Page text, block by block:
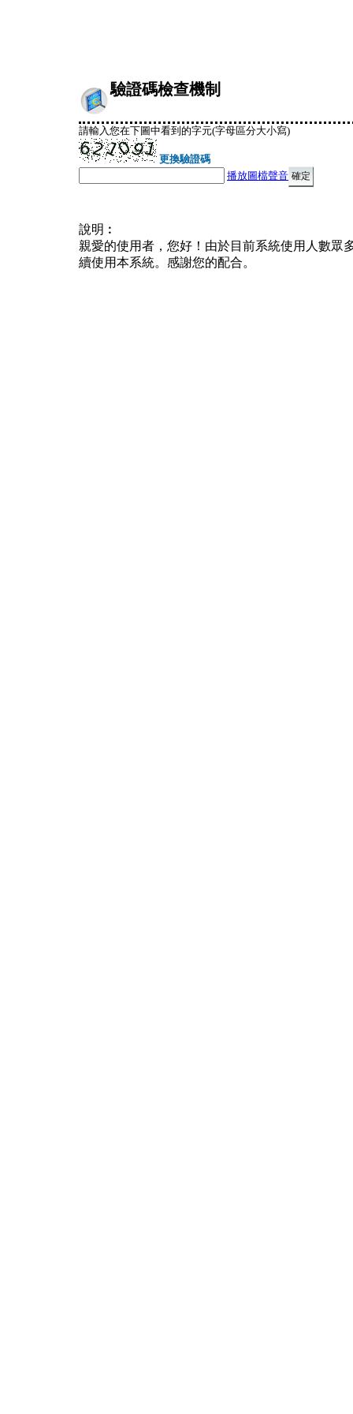
驗證碼檢查機制
請輸入您在下圖中看到的字元(字母區分大小寫)
更換驗證碼
播放圖檔聲音
說明︰
親愛的使用者，您好！由於目前系統使用人數眾
續使用本系統。感謝您的配合。